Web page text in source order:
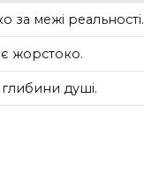
за межі реальності.
жорстоко.
душі.